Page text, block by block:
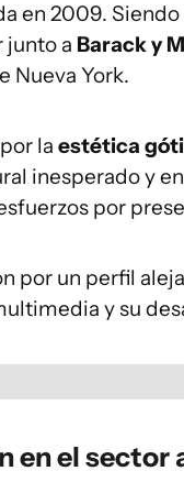
en 2009.
a Barack y
Nueva York.
la estética
inesperado y
por
por un perfil
y su
en el sector